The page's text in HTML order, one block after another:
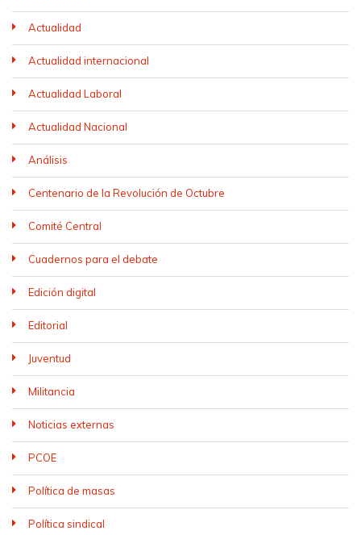
Actualidad
Actualidad internacional
Actualidad Laboral
Actualidad Nacional
Análisis
Centenario de la Revolución de Octubre
Comité Central
Cuadernos para el debate
Edición digital
Editorial
Juventud
Militancia
Noticias externas
PCOE
Política de masas
Política sindical